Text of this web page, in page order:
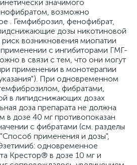
значимого
возможно
. Гемфиброзил, фенофибрат,
дозы никотиновой
возникновения миопатии
с ингибиторами ГМГ-
в связи с тем, что они могут
применении в монотерапии
При одновременном
фибратами,
в липидснижающих дозах
доза препарата не должна
в дозе 40 мг противопоказан
с фибратами (см. разделы
применения и дозы",
одновременное
Крестор® в дозе 10 мг и